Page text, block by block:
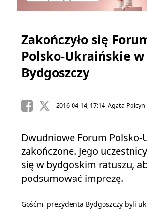
Zakończyło się
Polsko-Ukraińskie w
Bydgoszczy
2016-04-14, 17:14 Agata Polcyn
Dwudniowe Forum Polsko-
zakończone. Jego
się w bydgoskim ratuszu,
podsumować imprezę.
Gośćmi prezydenta Bydgoszczy byli